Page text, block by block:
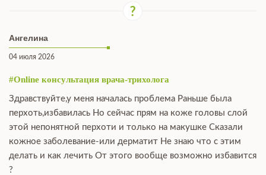
Ангелина
04 июля 2026
#Online консультация врача-трихолога
Здравствуйте,у меня началась проблема Раньше была
перхоть,избавилась Но сейчас прям на коже головы слой
этой непонятной перхоти и только на макушке Сказали
кожное заболевание-или дерматит Не знаю что с этим
делать и как лечить От этого вообще возможно избавится
?